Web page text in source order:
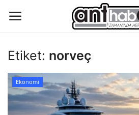
Eğitim
Etiket: norveç
Ekonomi